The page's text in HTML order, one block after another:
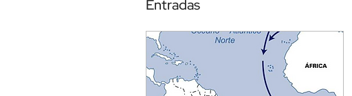
Entradas